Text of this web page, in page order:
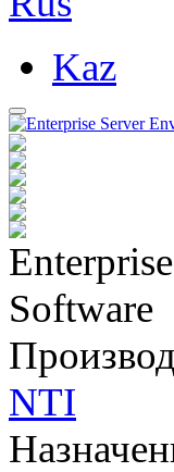
Kaz
Software
NTI